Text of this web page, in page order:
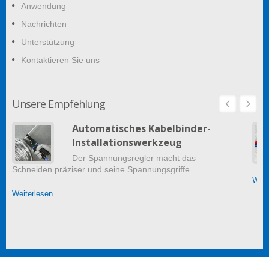
Anwendung
Nachrichten
Unterstützung
Kontaktieren Sie uns
Unsere Empfehlung
Automatisches Kabelbinder-
Installationswerkzeug
Der Spannungsregler macht das
Schneiden präziser und seine Spannungsgriffe …
Weiterlesen